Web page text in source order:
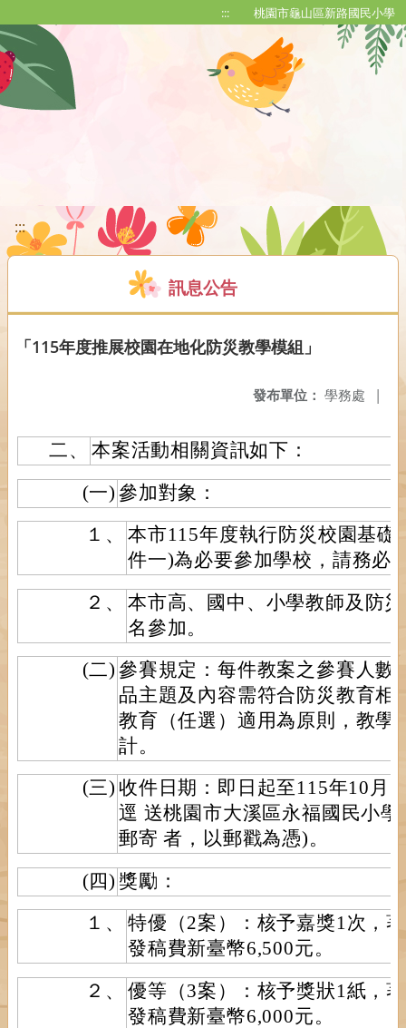
::: 桃園市龜山區新路國民小學
:::
訊息公告
「115年度推展校園在地化防災教學模組」
發布單位： 學務處 |
二、
本案活動相關資訊如下：
(一) 參加對象：
１、
本市115年度執行防災校園基
件一)為必要參加學校，請務必
２、
本市高、國中、小學教師及防
名參加。
(二) 參賽規定：每件教案之參賽人數
品主題及內容需符合防災教育相
教育（任選）適用為原則，教學
計。
(三) 收件日期：即日起至115年10月
逕 送桃園市大溪區永福國民小
郵寄 者，以郵戳為憑)。
(四) 獎勵：
１、
特優（2案）：核予嘉獎1次，
發稿費新臺幣6,500元。
２、
優等（3案）：核予獎狀1紙，
發稿費新臺幣6,000元。